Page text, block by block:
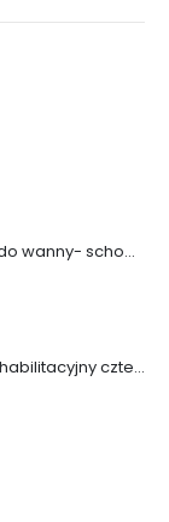
Zestaw ułatwiający wejście do wanny- schodek z poręczą
AT02007 Balkonik chodzik rehabilitacyjny cztery koła obrotowe i kulka